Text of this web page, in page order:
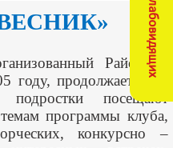
Районной
году, продолжает своё
посещают
программы клуба,
конкурсно –